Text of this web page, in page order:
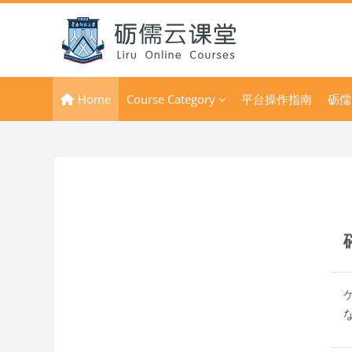
Home Course Category 平台操作指南 砺